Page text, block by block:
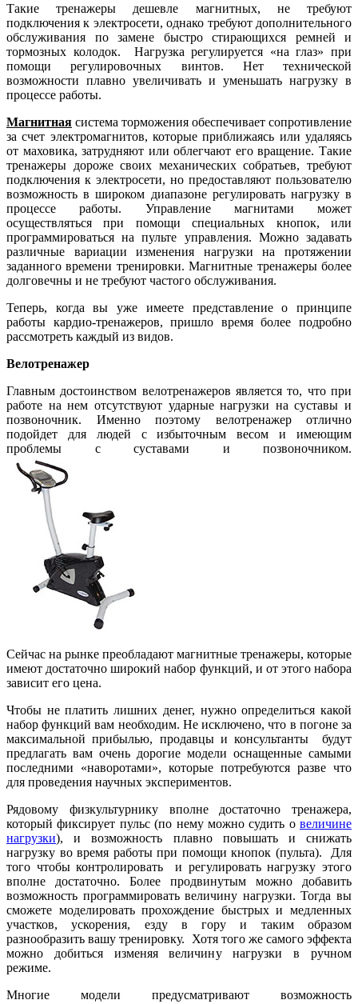
Такие тренажеры дешевле магнитных, не требуют
подключения к электросети, однако требуют дополнительного
обслуживания по замене быстро стирающихся ремней и
тормозных колодок. Нагрузка регулируется «на глаз» при
помощи регулировочных винтов. Нет технической
возможности плавно увеличивать и уменьшать нагрузку в
процессе работы.
Магнитная система торможения обеспечивает сопротивление
за счет электромагнитов, которые приближаясь или удаляясь
от маховика, затрудняют или облегчают его вращение. Такие
тренажеры дороже своих механических собратьев, требуют
подключения к электросети, но предоставляют пользователю
возможность в широком диапазоне регулировать нагрузку в
процессе работы. Управление магнитами может
осуществляться при помощи специальных кнопок, или
программироваться на пульте управления. Можно задавать
различные вариации изменения нагрузки на протяжении
заданного времени тренировки. Магнитные тренажеры более
долговечны и не требуют частого обслуживания.
Теперь, когда вы уже имеете представление о принципе
работы кардио-тренажеров, пришло время более подробно
рассмотреть каждый из видов.
Велотренажер
Главным достоинством велотренажеров является то, что при
работе на нем отсутствуют ударные нагрузки на суставы и
позвоночник. Именно поэтому велотренажер отлично
подойдет для людей с избыточным весом и имеющим
проблемы с суставами и позвоночником.
Сейчас на рынке преобладают магнитные тренажеры, которые
имеют достаточно широкий набор функций, и от этого набора
зависит его цена.
Чтобы не платить лишних денег, нужно определиться какой
набор функций вам необходим. Не исключено, что в погоне за
максимальной прибылью, продавцы и консультанты будут
предлагать вам очень дорогие модели оснащенные самыми
последними «наворотами», которые потребуются разве что
для проведения научных экспериментов.
Рядовому физкультурнику вполне достаточно тренажера,
который фиксирует пульс (по нему можно судить о величине
нагрузки), и возможность плавно повышать и снижать
нагрузку во время работы при помощи кнопок (пульта). Для
того чтобы контролировать и регулировать нагрузку этого
вполне достаточно. Более продвинутым можно добавить
возможность программировать величину нагрузки. Тогда вы
сможете моделировать прохождение быстрых и медленных
участков, ускорения, езду в гору и таким образом
разнообразить вашу тренировку. Хотя того же самого эффекта
можно добиться изменяя величину нагрузки в ручном
режиме.
Многие модели предусматривают возможность